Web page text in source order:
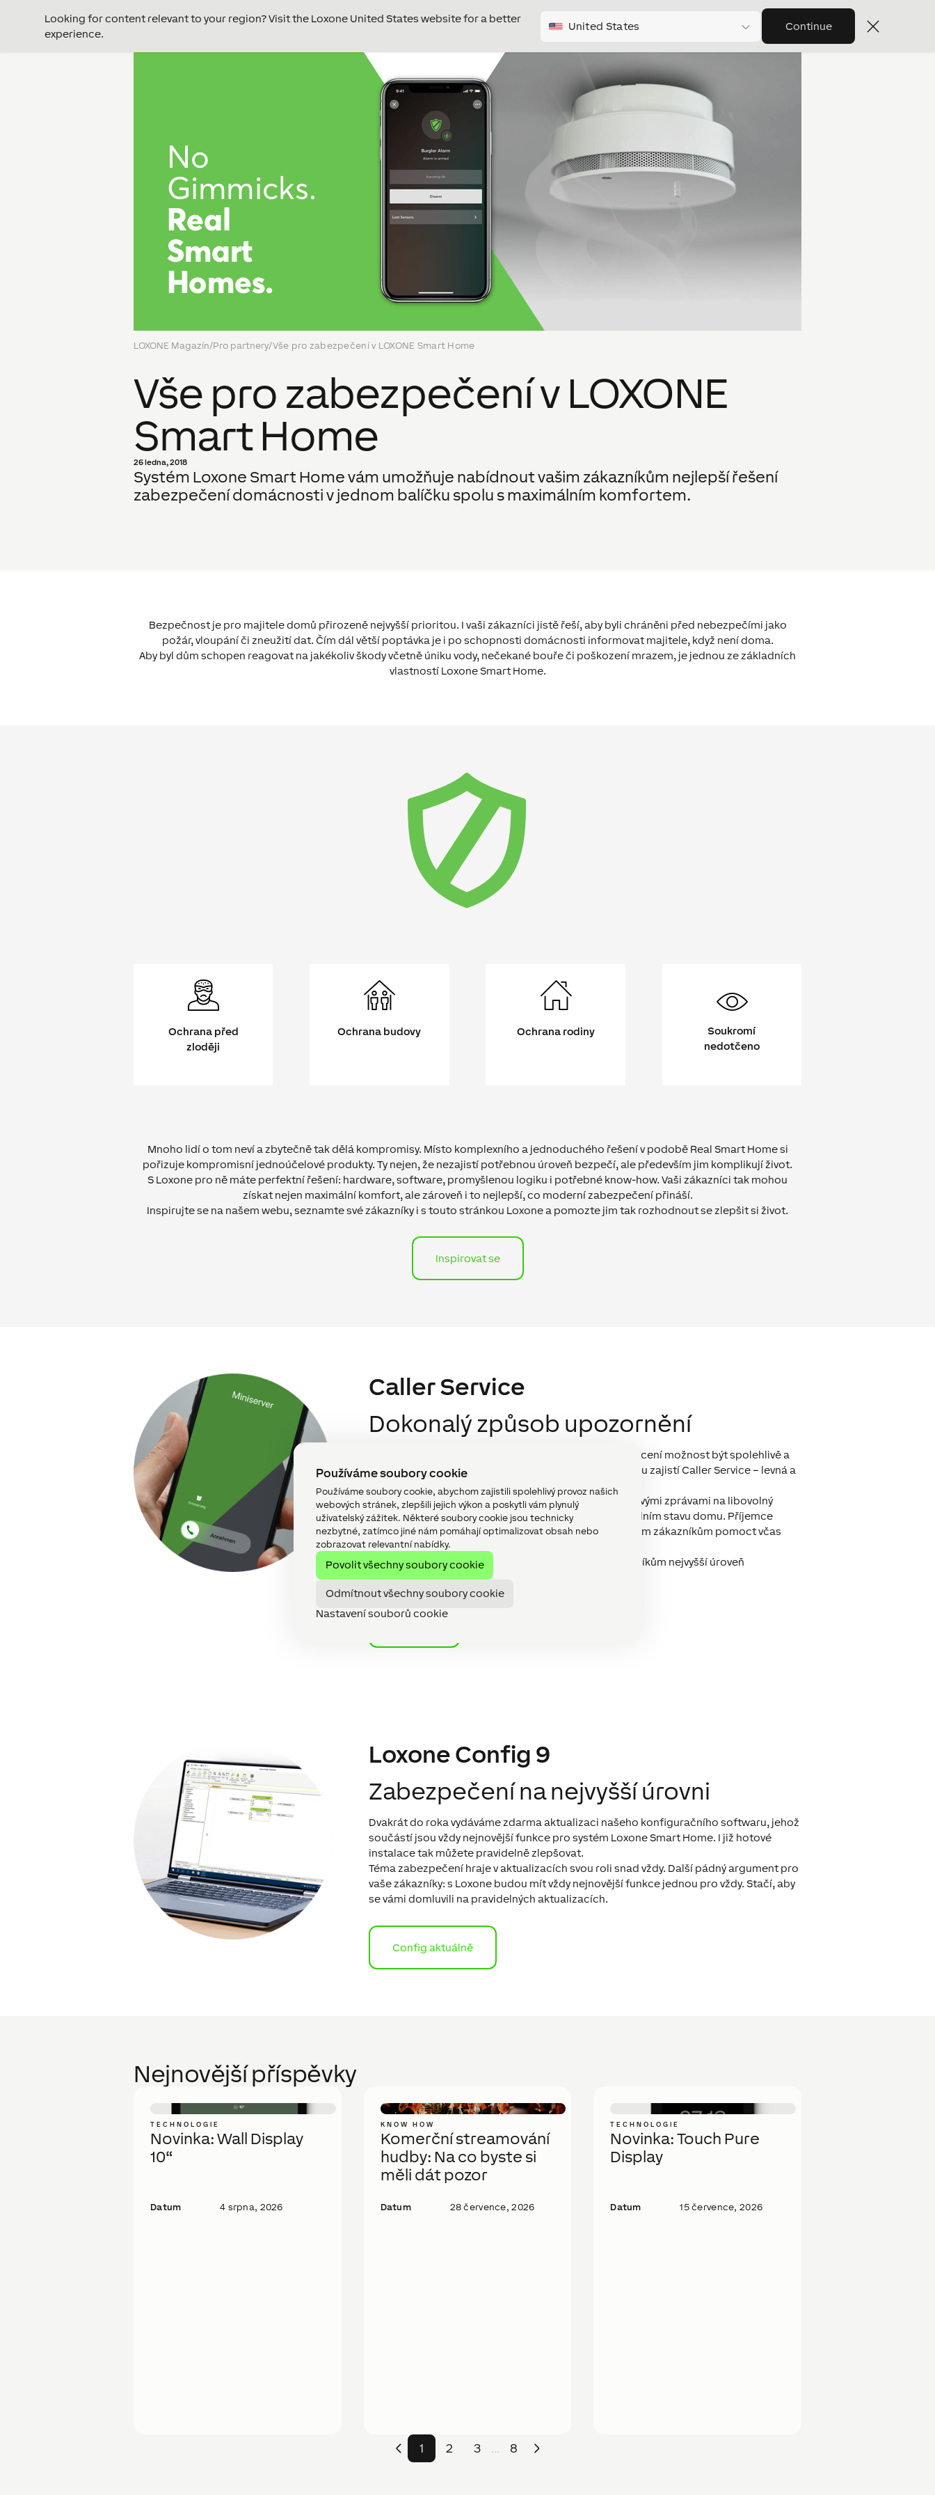
Používáme soubory cookie
Používáme soubory cookie, abychom zajistili spolehlivý provoz našich
webových stránek, zlepšili jejich výkon a poskytli vám plynulý
uživatelský zážitek. Některé soubory cookie jsou technicky
nezbytné, zatímco jiné nám pomáhají optimalizovat obsah nebo
zobrazovat relevantní nabídky.
Povolit všechny soubory cookie
Odmítnout všechny soubory cookie
Nastavení souborů cookie
Looking for content relevant to your region? Visit the Loxone United States website for a better
experience.
United States Continue
LOXONE Magazín/Pro partnery/Vše pro zabezpečení v LOXONE Smart Home
Vše pro zabezpečení v LOXONE
Smart Home
26 ledna, 2018
Systém Loxone Smart Home vám umožňuje nabídnout vašim zákazníkům nejlepší řešení
zabezpečení domácnosti v jednom balíčku spolu s maximálním komfortem.
Bezpečnost je pro majitele domů přirozeně nejvyšší prioritou. I vaši zákazníci jistě řeší, aby byli chráněni před nebezpečími jako
požár, vloupání či zneužití dat. Čím dál větší poptávka je i po schopnosti domácnosti informovat majitele, když není doma.
Aby byl dům schopen reagovat na jakékoliv škody včetně úniku vody, nečekané bouře či poškození mrazem, je jednou ze základních
vlastností Loxone Smart Home.
Ochrana před
zloději
Ochrana budovy Ochrana rodiny
Soukromí
nedotčeno
Mnoho lidí o tom neví a zbytečně tak dělá kompromisy. Místo komplexního a jednoduchého řešení v podobě Real Smart Home si
pořizuje kompromisní jednoúčelové produkty. Ty nejen, že nezajistí potřebnou úroveň bezpečí, ale především jim komplikují život.
S Loxone pro ně máte perfektní řešení: hardware, software, promyšlenou logiku i potřebné know-how. Vaši zákazníci tak mohou
získat nejen maximální komfort, ale zároveň i to nejlepší, co moderní zabezpečení přináší.
Inspirujte se na našem webu, seznamte své zákazníky i s touto stránkou Loxone a pomozte jim tak rozhodnout se zlepšit si život.
Inspirovat se
Caller Service
Dokonalý způsob upozornění
Pokud by někdy hrozilo nebezpečí, váš zákazník jistě ocení možnost být spolehlivě a
rychle informován. Dokonalé splnění tohoto požadavku zajistí Caller Service – levná a
spolehlivá služba pro automatické hlasové hovory.
Během několika vteřin služba uskuteční hovory s hlasovými zprávami na libovolný
počet telefonních čísel a poskytuje informace o aktuálním stavu domu. Příjemce
přitom nemusí být připojen k internetu. Tak můžete svým zákazníkům pomoct včas
reagovat na nebezpečí a omezit rozsah škod.
Objevte službu Caller Service a nabídněte svým zákazníkům nejvyšší úroveň
zabezpečení!
Loxone Config 9
Zabezpečení na nejvyšší úrovni
Dvakrát do roka vydáváme zdarma aktualizaci našeho konfiguračního softwaru, jehož
součástí jsou vždy nejnovější funkce pro systém Loxone Smart Home. I již hotové
instalace tak můžete pravidelně zlepšovat.
Téma zabezpečení hraje v aktualizacích svou roli snad vždy. Další pádný argument pro
vaše zákazníky: s Loxone budou mít vždy nejnovější funkce jednou pro vždy. Stačí, aby
se vámi domluvili na pravidelných aktualizacích.
Config aktuálně
Nejnovější příspěvky
TECHNOLOGIE
Novinka: Wall Display
10“
Datum 4 srpna, 2026
KNOW HOW
Komerční streamování
hudby: Na co byste si
měli dát pozor
Datum 28 července, 2026
TECHNOLOGIE
Novinka: Touch Pure
Display
Datum 15 července, 2026
1 2 3 ... 8